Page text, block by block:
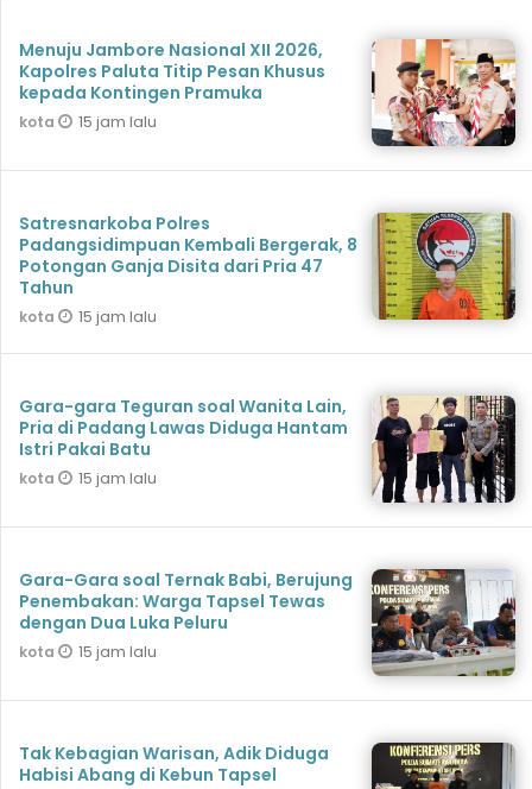
Menuju Jambore Nasional XII 2026,
Kapolres Paluta Titip Pesan Khusus
kepada Kontingen Pramuka
kota 15 jam lalu
Satresnarkoba Polres
Padangsidimpuan Kembali Bergerak, 8
Potongan Ganja Disita dari Pria 47
Tahun
kota 15 jam lalu
Gara-gara Teguran soal Wanita Lain,
Pria di Padang Lawas Diduga Hantam
Istri Pakai Batu
kota 15 jam lalu
Gara-Gara soal Ternak Babi, Berujung
Penembakan: Warga Tapsel Tewas
dengan Dua Luka Peluru
kota 15 jam lalu
Tak Kebagian Warisan, Adik Diduga
Habisi Abang di Kebun Tapsel